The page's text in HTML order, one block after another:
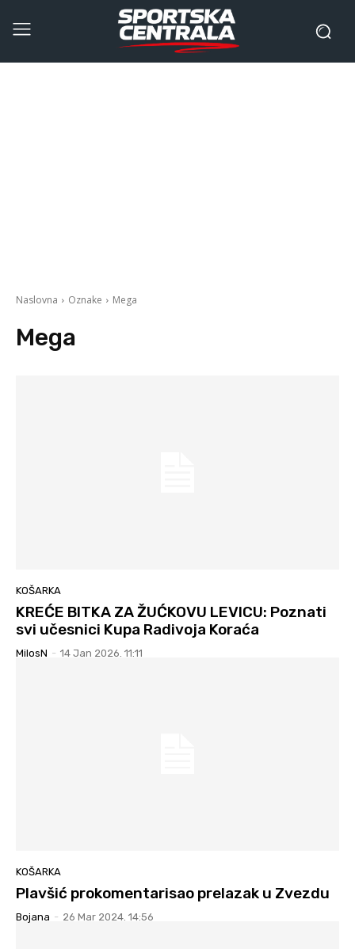
Naslovna Oznake Mega
Mega
KOŠARKA
KREĆE BITKA ZA ŽUĆKOVU LEVICU: Poznati
svi učesnici Kupa Radivoja Koraća
MilosN - 14 Jan 2026. 11:11
KOŠARKA
Plavšić prokomentarisao prelazak u Zvezdu
Bojana - 26 Mar 2024. 14:56